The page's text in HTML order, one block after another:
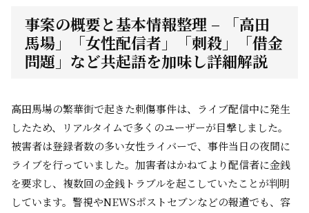
事案の概要と基本情報整理 – 「高田
馬場」「女性配信者」「刺殺」「借金
問題」など共起語を加味し詳細解説
高田馬場の繁華街で起きた刺傷事件は、ライブ配信中に発生
したため、リアルタイムで多くのユーザーが目撃しました。
被害者は登録者数の多い女性ライバーで、事件当日の夜間に
ライブを行っていました。加害者はかねてより配信者に金銭
を要求し、複数回の金銭トラブルを起こしていたことが判明
しています。警視やNEWSポストセブンなどの報道でも、容